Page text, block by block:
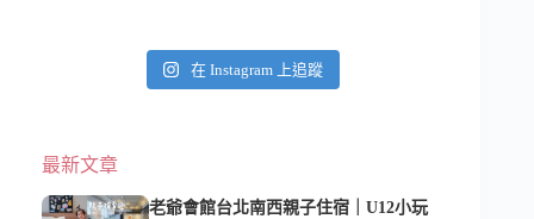
在 Instagram 上追蹤
最新文章
老爺會館台北南西親子住宿｜U12小玩